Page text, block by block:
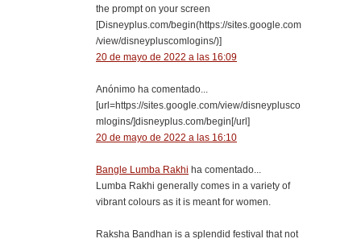
the prompt on your screen
[Disneyplus.com/begin(https://sites.google.com
/view/disneypluscomlogins/)]
20 de mayo de 2022 a las 16:09
Anónimo ha comentado...
[url=https://sites.google.com/view/disneyplusco
mlogins/]disneyplus.com/begin[/url]
20 de mayo de 2022 a las 16:10
Bangle Lumba Rakhi ha comentado...
Lumba Rakhi generally comes in a variety of
vibrant colours as it is meant for women.
Raksha Bandhan is a splendid festival that not